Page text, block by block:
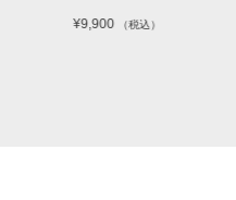
¥9,900 （税込）